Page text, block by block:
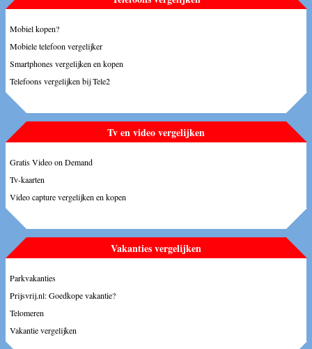
Mobiel kopen?
Mobiele telefoon vergelijker
Smartphones vergelijken en kopen
Telefoons vergelijken bij Tele2
Tv en video vergelijken
Gratis Video on Demand
Tv-kaarten
Video capture vergelijken en kopen
Vakanties vergelijken
Parkvakanties
Prijsvrij.nl: Goedkope vakantie?
Telomeren
Vakantie vergelijken